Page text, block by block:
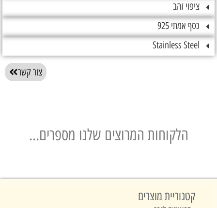
זהב
925
Stainless
צור קשר
הלקוחות המרוצים שלנו מספרים...
מוצרים